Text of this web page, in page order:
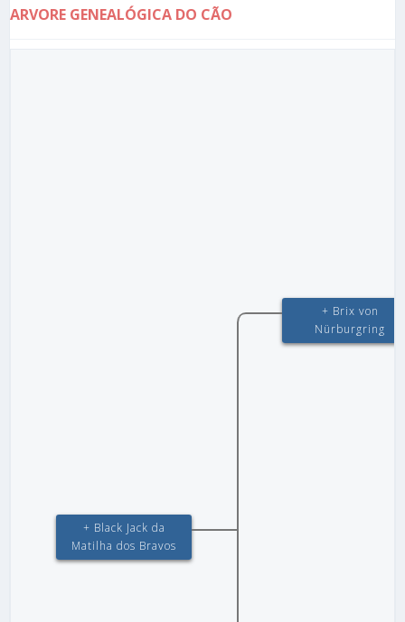
ARVORE GENEALÓGICA DO CÃO
+ Black Jack da
Matilha dos Bravos
+ Brix von
Nürburgring